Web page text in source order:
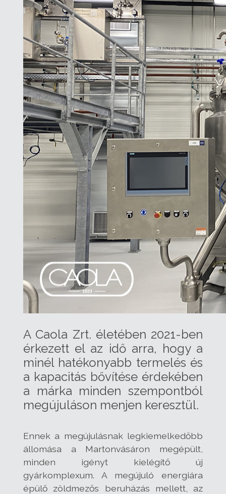
A Caola Zrt. életében 2021-ben
érkezett el az idő arra, hogy a
minél hatékonyabb termelés és
a kapacitás bővítése érdekében
a márka minden szempontból
megújuláson menjen keresztül.
Ennek a megújulásnak legkiemelkedőbb
állomása a Martonvásáron megépült,
minden igényt kielégítő új
gyárkomplexum. A megújuló energiára
épülő zöldmezős beruházás mellett, az